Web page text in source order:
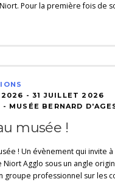
Niort. Pour la première fois de
2026 - 31 JUILLET 2026
MUSÉE BERNARD
musée !
! Un évènement qui invite
Niort Agglo sous un angle
groupe professionnel sur les